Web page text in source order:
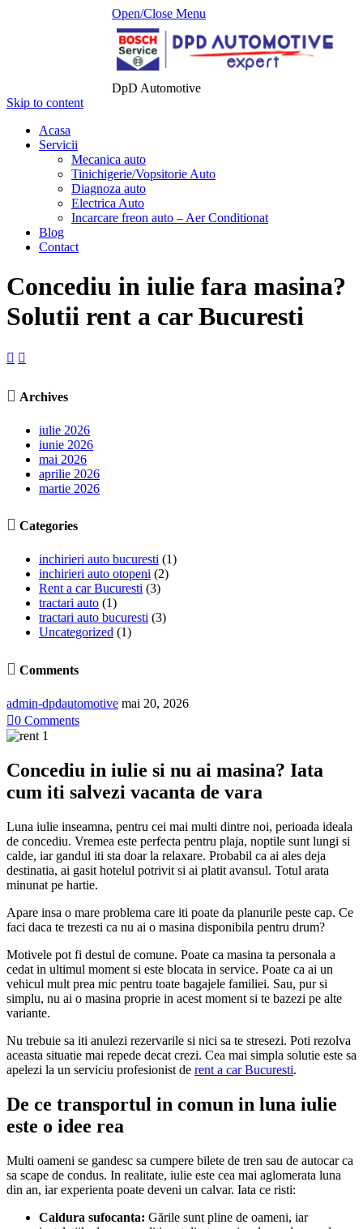
Open/Close Menu
DpD Automotive
Skip to content
Acasa
Servicii
Mecanica auto
Tinichigerie/Vopsitorie Auto
Diagnoza auto
Electrica Auto
Incarcare freon auto – Aer Conditionat
Blog
Contact
Concediu in iulie fara masina?
Solutii rent a car Bucuresti
 
 Archives
iulie 2026
iunie 2026
mai 2026
aprilie 2026
martie 2026
 Categories
inchirieri auto bucuresti (1)
inchirieri auto otopeni (2)
Rent a car Bucuresti (3)
tractari auto (1)
tractari auto bucuresti (3)
Uncategorized (1)
 Comments
admin-dpdautomotive mai 20, 2026
0 Comments
Concediu in iulie si nu ai masina? Iata
cum iti salvezi vacanta de vara
Luna iulie inseamna, pentru cei mai multi dintre noi, perioada ideala
de concediu. Vremea este perfecta pentru plaja, noptile sunt lungi si
calde, iar gandul iti sta doar la relaxare. Probabil ca ai ales deja
destinatia, ai gasit hotelul potrivit si ai platit avansul. Totul arata
minunat pe hartie.
Apare insa o mare problema care iti poate da planurile peste cap. Ce
faci daca te trezesti ca nu ai o masina disponibila pentru drum?
Motivele pot fi destul de comune. Poate ca masina ta personala a
cedat in ultimul moment si este blocata in service. Poate ca ai un
vehicul mult prea mic pentru toate bagajele familiei. Sau, pur si
simplu, nu ai o masina proprie in acest moment si te bazezi pe alte
variante.
Nu trebuie sa iti anulezi rezervarile si nici sa te stresezi. Poti rezolva
aceasta situatie mai repede decat crezi. Cea mai simpla solutie este sa
apelezi la un serviciu profesionist de rent a car Bucuresti.
De ce transportul in comun in luna iulie
este o idee rea
Multi oameni se gandesc sa cumpere bilete de tren sau de autocar ca
sa scape de condus. In realitate, iulie este cea mai aglomerata luna
din an, iar experienta poate deveni un calvar. Iata ce risti:
Caldura sufocanta: Gările sunt pline de oameni, iar